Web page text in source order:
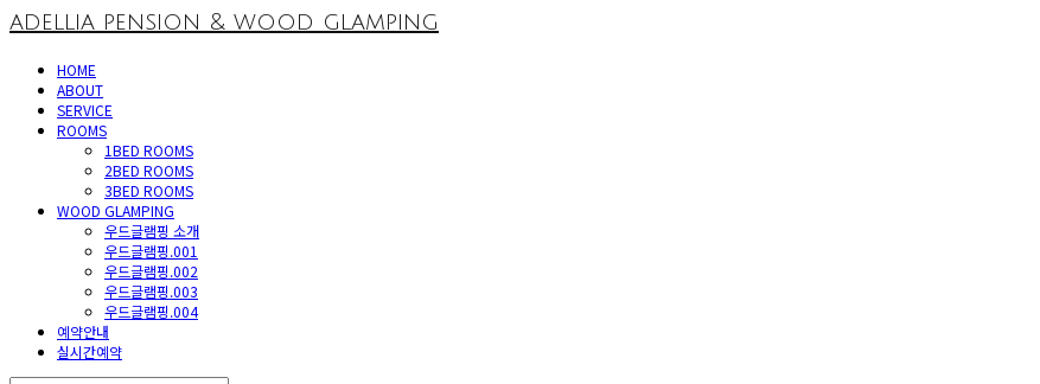
adellia pension & wood glamping
HOME
ABOUT
SERVICE
ROOMS
1BED ROOMS
2BED ROOMS
3BED ROOMS
WOOD GLAMPING
우드글램핑 소개
우드글램핑.001
우드글램핑.002
우드글램핑.003
우드글램핑.004
예약안내
실시간예약